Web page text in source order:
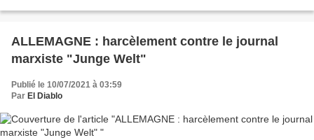
ALLEMAGNE : harcèlement contre le journal
marxiste "Junge Welt"
Publié le 10/07/2021 à 03:59
Par El Diablo